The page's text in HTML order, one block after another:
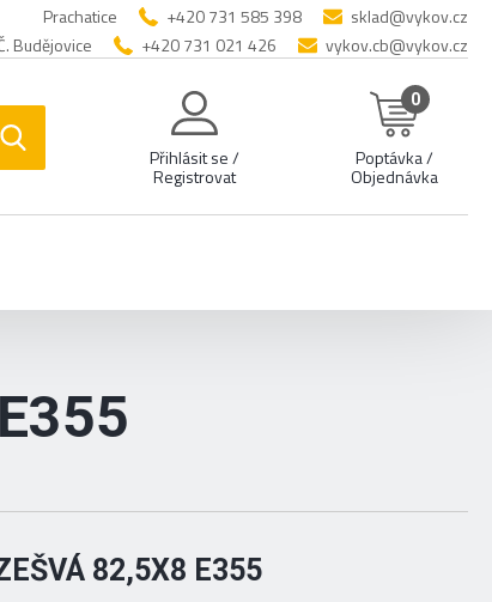
Prachatice +420 731 585 398
sklad@vykov.cz
Budějovice
+420 731 021 426 vykov.cb@vykov.cz
Přihlásit se /
Registrovat
0
Poptávka /
Objednávka
82,5X8 E355